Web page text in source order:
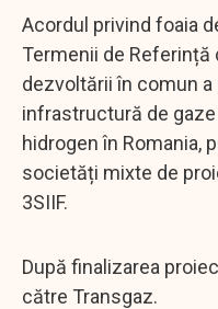
Acordul privind foaia
Termenii de Referință
dezvoltării în comun
infrastructură de
hidrogen în Romania,
societăți mixte de
3SIIF.
După finalizarea
către Transgaz.